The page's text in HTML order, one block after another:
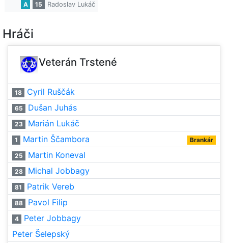
A 15 Radoslav Lukáč
Hráči
Veterán Trstené
18 Cyril Ruščák
65 Dušan Juhás
23 Marián Lukáč
1 Martin Ščambora Brankár
25 Martin Koneval
28 Michal Jobbagy
81 Patrik Vereb
88 Pavol Filip
4
Peter Jobbagy
Peter Šelepský